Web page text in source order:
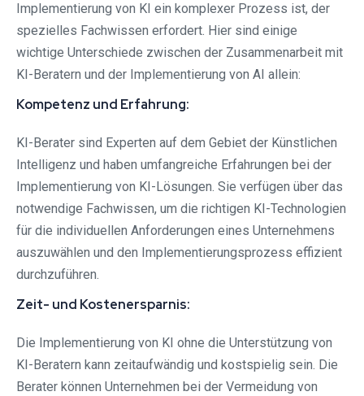
Implementierung von KI ein komplexer Prozess ist, der
spezielles Fachwissen erfordert. Hier sind einige
wichtige Unterschiede zwischen der Zusammenarbeit mit
KI-Beratern und der Implementierung von AI allein:
Kompetenz und Erfahrung:
KI-Berater sind Experten auf dem Gebiet der Künstlichen
Intelligenz und haben umfangreiche Erfahrungen bei der
Implementierung von KI-Lösungen. Sie verfügen über das
notwendige Fachwissen, um die richtigen KI-Technologien
für die individuellen Anforderungen eines Unternehmens
auszuwählen und den Implementierungsprozess effizient
durchzuführen.
Zeit- und Kostenersparnis:
Die Implementierung von KI ohne die Unterstützung von
KI-Beratern kann zeitaufwändig und kostspielig sein. Die
Berater können Unternehmen bei der Vermeidung von